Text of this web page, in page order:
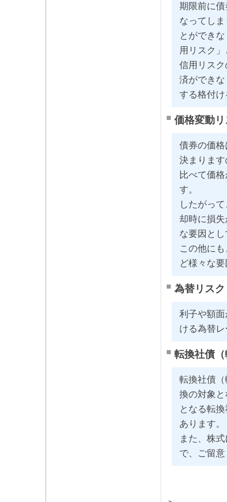
期限前に
なってし
とができ
用リスク
信用リス
済ができ
する格付
価格変動
債券の価
決まりま
比べて価
す。
したがっ
却時に損
な要因と
この他に
ど様々な
為替リスク
利子や額
ける為替
転換社債
転換社債
換の対象
となる転
あります。
また、株
で、ご留